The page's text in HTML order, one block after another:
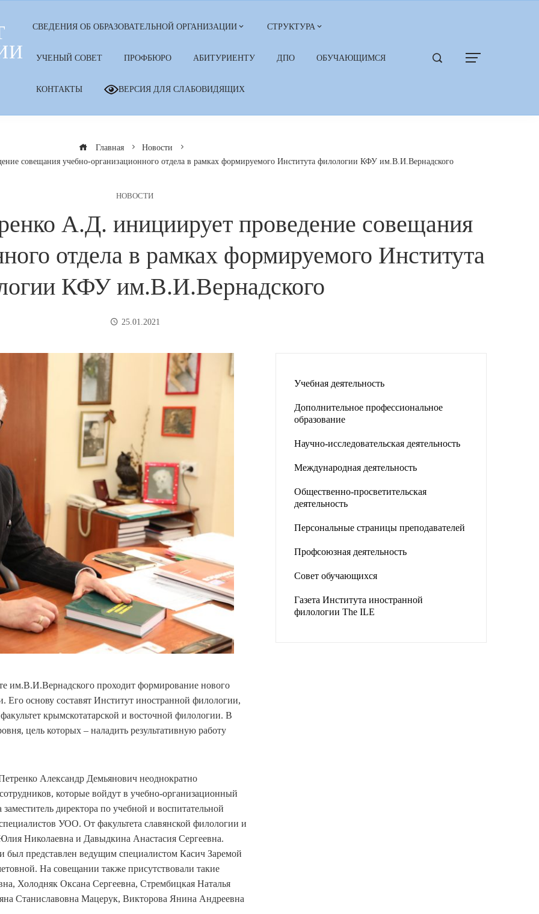
СВЕДЕНИЯ ОБ ОБРАЗОВАТЕЛЬНОЙ ОРГАНИЗАЦИИ СТРУКТУРА
УЧЕНЫЙ СОВЕТ ПРОФБЮРО АБИТУРИЕНТУ ДПО ОБУЧАЮЩИМСЯ
КОНТАКТЫ ВЕРСИЯ ДЛЯ СЛАБОВИДЯЩИХ
Главная
Новости
совещания учебно-организационного отдела в рамках формируемого Института филологии КФУ им.В.И.Вернадского
НОВОСТИ
А.Д. инициирует проведение совещания
отдела в рамках формируемого Института
КФУ им.В.И.Вернадского
25.01.2021
им.В.И.Вернадского проходит формирование нового
Его основу составят Институт иностранной филологии,
крымскотатарской и восточной филологии. В
цель которых – наладить результативную работу
Александр Демьянович неоднократно
которые войдут в учебно-организационный
директора по учебной и воспитательной
УОО. От факультета славянской филологии и
Николаевна и Давыдкина Анастасия Сергеевна.
был представлен ведущим специалистом Касич Заремой
На совещании также присутствовали такие
Холодняк Оксана Сергеевна, Стрембицкая Наталья
Станиславовна Мацерук, Викторова Янина Андреевна
Учебная деятельность
Дополнительное профессиональное
образование
Научно-исследовательская деятельность
Международная деятельность
Общественно-просветительская
деятельность
Персональные страницы преподавателей
Профсоюзная деятельность
Совет обучающихся
Газета Института иностранной
филологии The ILE